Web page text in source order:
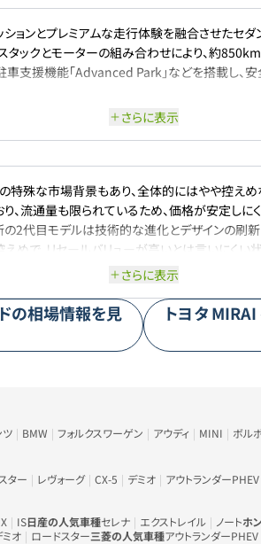
ョンとプレミアムな走行体験を融合させたセダ
タックとモーターの組み合わせにより、約
支援機能「Advanced Park」などを搭載し、安
さらに表示
特殊な市場背景もあり、全体的にはやや控え
、流通量も限られているため、価格が安定し
2代目モデルは技術的な進化とデザインの刷
で、リセールバリューが高いとは言いにくい
まれます。そのため、相場は安定を欠くものの
さらに表示
の相場情報を見
トヨタ MIRAI
ツ BMW フォルクスワーゲン アウディ MINI ボル
ター レヴォーグ CX-5 デミオ アウトランダーPHEV
IS日産の人気車種セレナ エクストレイル ノートホ
ミオ ロードスター三菱の人気車種アウトランダーPHEV